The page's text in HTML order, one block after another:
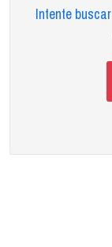
Intente buscar